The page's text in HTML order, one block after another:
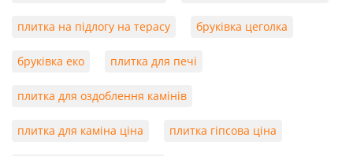
плитка на підлогу на терасу бруківка цеголка
бруківка еко плитка для печі
плитка для оздоблення камінів
плитка для каміна ціна плитка гіпсова ціна